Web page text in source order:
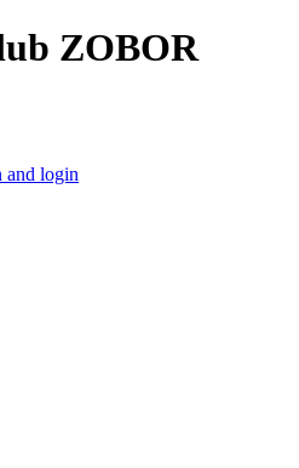
ZOBOR
and login